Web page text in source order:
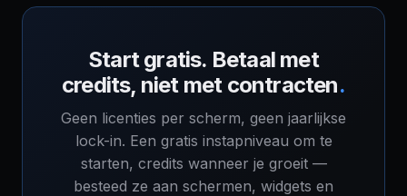
Start gratis. Betaal met
credits, niet met contracten.
Geen licenties per scherm, geen jaarlijkse
lock-in. Een gratis instapniveau om te
starten, credits wanneer je groeit —
besteed ze aan schermen, widgets en